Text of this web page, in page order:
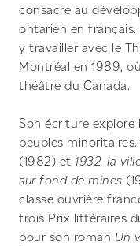
consacre au
ontarien en
y travailler avec le
Montréal en 1989,
théâtre du Canada.
Son écriture explore
peuples minoritaires.
(1982) et 1932, la
sur fond de mines
classe ouvrière
trois Prix littéraires
pour son roman Un